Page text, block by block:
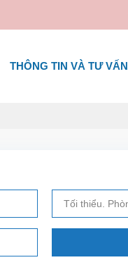
THÔNG TIN VÀ TƯ VẤN